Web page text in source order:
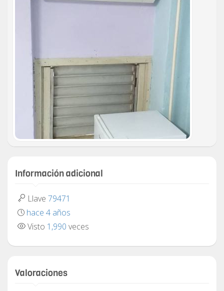
Información adicional
Llave 79471
hace 4 años
Visto 1,990 veces
Valoraciones